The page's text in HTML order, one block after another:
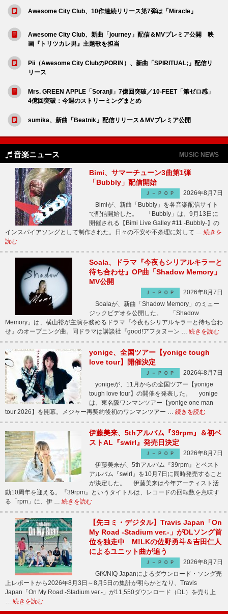
Awesome City Club、10作連続リリース第7弾は「Miracle」
Awesome City Club、新曲「journey」配信＆MVプレミア公開 映
画『トリツカレ男』主題歌を担当
Pii（Awesome City ClubのPORIN）、新曲「SPIRITUAL;」配信リ
リース
Mrs. GREEN APPLE「Soranji」7億回突破／10-FEET「第ゼロ感」
4億回突破：今週のストリーミングまとめ
sumika、新曲「Beatnik」配信リリース＆MVプレミア公開
音楽ニュース MUSIC NEWS
Bimi、サマーチューン3曲第1弾
「Bubbly」配信開始
Ｊ－ＰＯＰ
2026年8月7日
Bimiが、新曲「Bubbly」を各音楽配信サイト
で配信開始した。 「Bubbly」は、9月13日に
開催される【Bimi Live Galley #11 -Bubbly-】の
インスパイアソングとして制作された。日々の不安や不条理に対して … 続きを
読む
Soala、ドラマ『今夜もシリアルキラーと
待ち合わせ』OP曲「Shadow Memory」
MV公開
Ｊ－ＰＯＰ
2026年8月7日
Soalaが、新曲「Shadow Memory」のミュー
ジックビデオを公開した。 「Shadow
Memory」は、横山裕が主演を務めるドラマ『今夜もシリアルキラーと待ち合わ
せ』のオープニング曲。同ドラマは講談社『good!アフタヌーン … 続きを読む
yonige、全国ツアー【yonige tough
love tour】開催決定
Ｊ－ＰＯＰ
2026年8月7日
yonigeが、11月からの全国ツアー【yonige
tough love tour】の開催を発表した。 yonige
は、東名阪ワンマンツアー【yonige one man
tour 2026】を開幕。メジャー再契約後初のワンマンツアー … 続きを読む
伊藤美来、5thアルバム『39rpm』＆初ベ
ストAL『swirl』発売日決定
Ｊ－ＰＯＰ
2026年8月7日
伊藤美来が、5thアルバム『39rpm』とベスト
アルバム『swirl』を10月7日に同時発売すること
が決定した。 伊藤美来は今年アーティスト活
動10周年を迎える。『39rpm』というタイトルは、レコードの回転数を意味す
る「rpm」に、伊 … 続きを読む
【先ヨミ・デジタル】Travis Japan「On
My Road -Stadium ver.-」がDLソング首
位を独走中 M!LKの佐野勇斗＆吉田仁人
によるユニット曲が追う
Ｊ－ＰＯＰ
2026年8月7日
GfK/NIQ Japanによるダウンロード・ソング売
上レポートから2026年8月3日～8月5日の集計が明らかとなり、Travis
Japan「On My Road -Stadium ver.-」が11,550ダウンロード（DL）を売り上
… 続きを読む